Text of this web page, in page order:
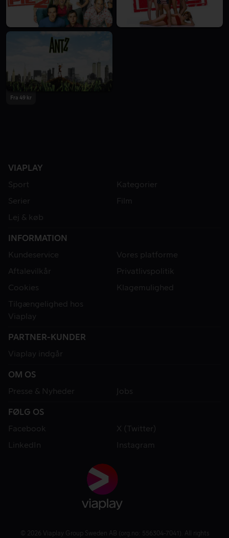
Fra 49 kr
VIAPLAY
Sport
Kategorier
Serier
Film
Lej & køb
INFORMATION
Kundeservice
Vores platforme
Aftalevilkår
Privatlivspolitik
Cookies
Klagemulighed
Tilgængelighed hos
Viaplay
PARTNER-KUNDER
Viaplay indgår
OM OS
Presse & Nyheder
Jobs
FØLG OS
Facebook
X (Twitter)
LinkedIn
Instagram
© 2026 Viaplay Group Sweden AB (org.no: 556304-7041). All rights